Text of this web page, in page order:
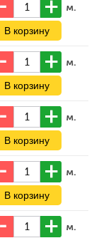
м.
м.
м.
м.
м.